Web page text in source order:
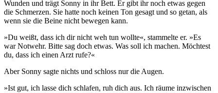
Wunden und trägt Sonny in ihr Bett. Er gibt ihr noch etwas gegen
die Schmerzen. Sie hatte noch keinen Ton gesagt und so getan, als
wenn sie die Beine nicht bewegen kann.
»Du weißt, dass ich dir nicht weh tun wollte«, stammelte er. »Es
war Notwehr. Bitte sag doch etwas. Was soll ich machen. Möchtest
du, dass ich einen Arzt rufe?«
Aber Sonny sagte nichts und schloss nur die Augen.
»Ist gut, ich lasse dich schlafen, ruh dich aus. Ich räume inzwischen